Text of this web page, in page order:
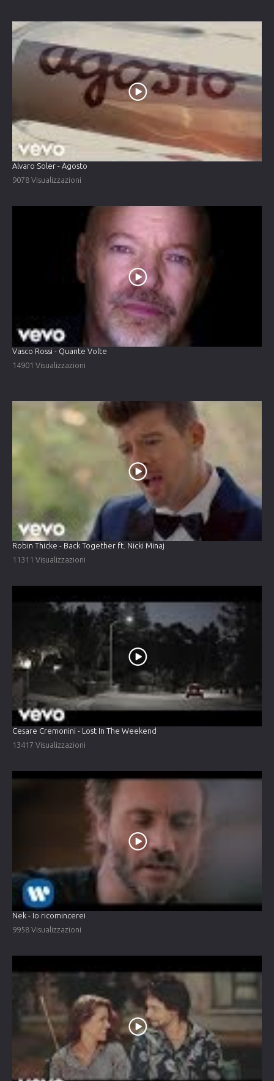
Alvaro Soler - Agosto
9078 Visualizzazioni
Vasco Rossi - Quante Volte
14901 Visualizzazioni
Robin Thicke - Back Together ft. Nicki Minaj
11311 Visualizzazioni
Cesare Cremonini - Lost In The Weekend
13417 Visualizzazioni
Nek - Io ricomincerei
9958 Visualizzazioni